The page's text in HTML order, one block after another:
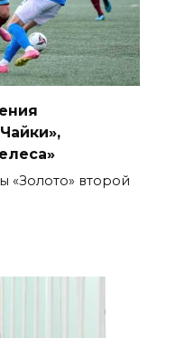
«Золото» второй